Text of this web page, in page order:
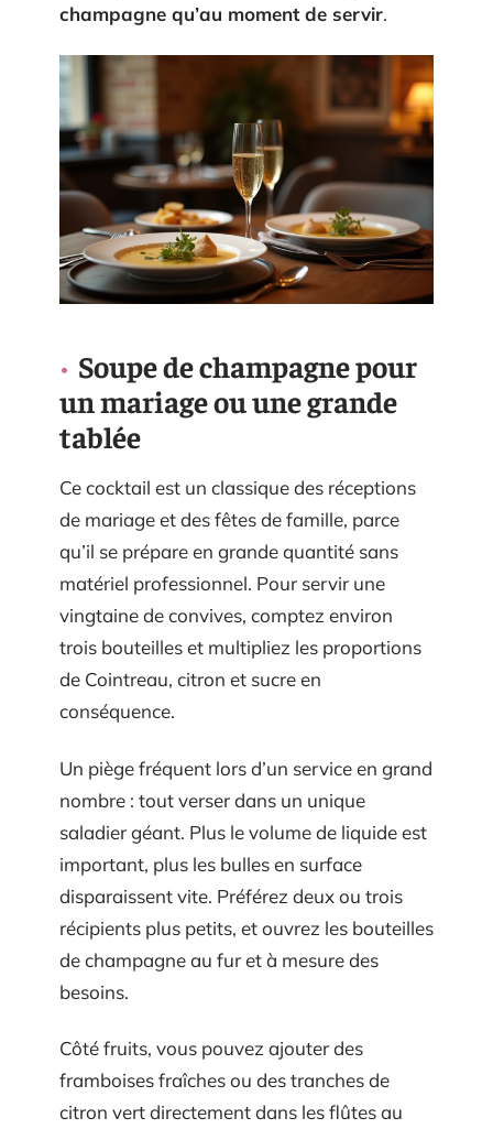
champagne qu’au moment de servir.
Soupe de champagne pour
un mariage ou une grande
tablée
Ce cocktail est un classique des réceptions
de mariage et des fêtes de famille, parce
qu’il se prépare en grande quantité sans
matériel professionnel. Pour servir une
vingtaine de convives, comptez environ
trois bouteilles et multipliez les proportions
de Cointreau, citron et sucre en
conséquence.
Un piège fréquent lors d’un service en grand
nombre : tout verser dans un unique
saladier géant. Plus le volume de liquide est
important, plus les bulles en surface
disparaissent vite. Préférez deux ou trois
récipients plus petits, et ouvrez les bouteilles
de champagne au fur et à mesure des
besoins.
Côté fruits, vous pouvez ajouter des
framboises fraîches ou des tranches de
citron vert directement dans les flûtes au